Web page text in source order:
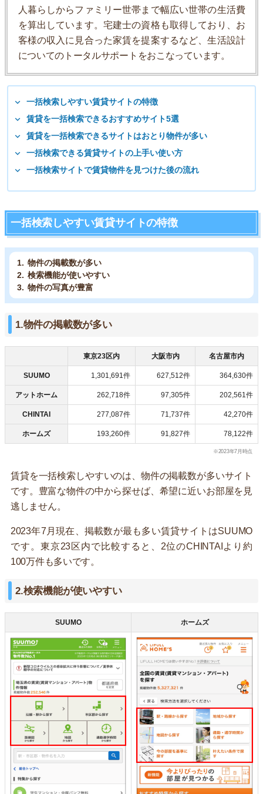
人暮らしからファミリー世帯まで幅広い世帯の生活費
を算出しています。宅建士の資格も取得しており、お
客様の収入に見合った家賃を提案するなど、生活設計
についてのトータルサポートをおこなっています。
一括検索しやすい賃貸サイトの特徴
賃貸を一括検索できるおすすめサイト5選
賃貸を一括検索できるサイトはおとり物件が多い
一括検索できる賃貸サイトの上手い使い方
一括検索サイトで賃貸物件を見つけた後の流れ
一括検索しやすい賃貸サイトの特徴
物件の掲載数が多い
検索機能が使いやすい
物件の写真が豊富
1.物件の掲載数が多い
東京23区内 大阪市内 名古屋市内
SUUMO 1,301,691件 627,512件 364,630件
アットホーム 262,718件 97,305件 202,561件
CHINTAI 277,087件 71,737件 42,270件
ホームズ 193,260件 91,827件 78,122件
※2023年7月時点
賃貸を一括検索しやすいのは、物件の掲載数が多いサイト
です。豊富な物件の中から探せば、希望に近いお部屋を見
逃しません。
2023年7月現在、掲載数が最も多い賃貸サイトはSUUMO
です。東京23区内で比較すると、2位のCHINTAIより約
100万件も多いです。
2.検索機能が使いやすい
SUUMO ホームズ